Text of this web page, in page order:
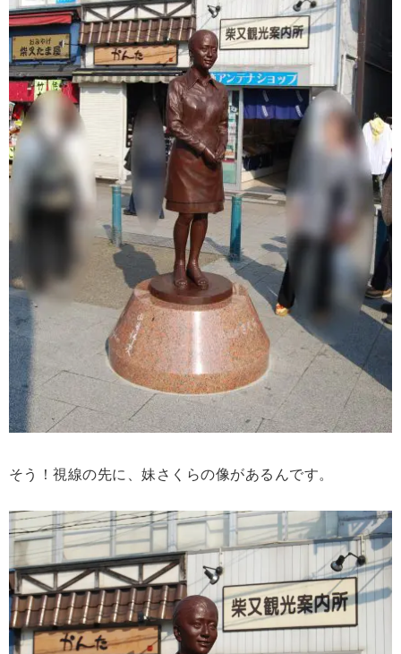
そう！視線の先に、妹さくらの像があるんです。